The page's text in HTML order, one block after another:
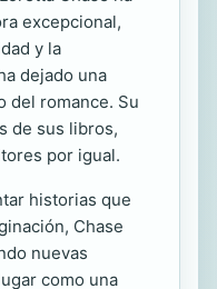
excepcional,
y la
dejado una
del romance. Su
de sus libros,
por igual.
historias que
Chase
nuevas
como una